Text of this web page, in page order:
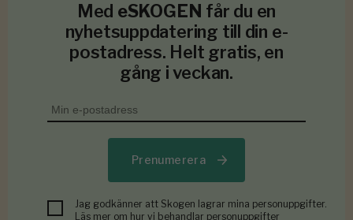
Med eSKOGEN får du en
nyhetsuppdatering till din e-
postadress. Helt gratis, en
gång i veckan.
Prenumerera
Jag godkänner att Skogen lagrar mina personuppgifter.
Läs mer om hur vi behandlar personuppgifter